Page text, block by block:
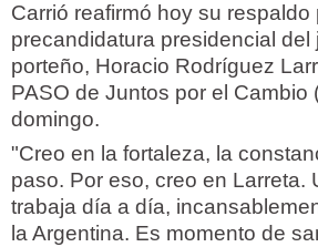
Carrió reafirmó hoy su respaldo
precandidatura presidencial del
porteño, Horacio Rodríguez
PASO de Juntos por el Cambio
domingo.
"Creo en la fortaleza, la
paso. Por eso, creo en Larreta.
trabaja día a día,
la Argentina. Es momento de